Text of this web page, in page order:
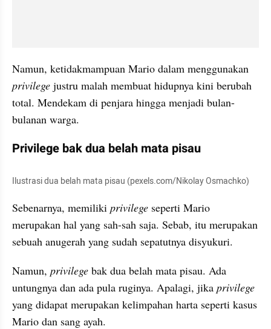
privilege justru malah membuat hidupnya kini berubah
total. Mendekam di penjara hingga menjadi bulan-
bulanan warga.
Privilege bak dua belah mata pisau
Ilustrasi dua belah mata pisau (pexels.com/Nikolay Osmachko)
Sebenarnya, memiliki privilege seperti Mario
merupakan hal yang sah-sah saja. Sebab, itu merupakan
sebuah anugerah yang sudah sepatutnya disyukuri.
Namun, privilege bak dua belah mata pisau. Ada
untungnya dan ada pula ruginya. Apalagi, jika privilege
yang didapat merupakan kelimpahan harta seperti kasus
Mario dan sang ayah.